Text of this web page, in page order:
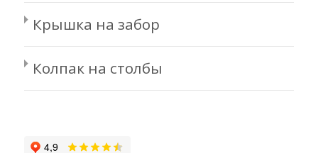
Крышка на забор
Колпак на столбы